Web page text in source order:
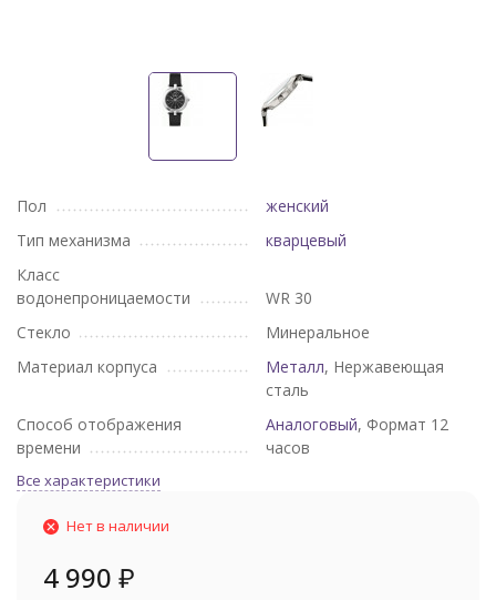
Пол
женский
Тип механизма
кварцевый
Класс
водонепроницаемости
WR 30
Стекло
Минеральное
Материал корпуса
Металл, Нержавеющая
сталь
Способ отображения
времени
Аналоговый, Формат 12
часов
Все характеристики
Нет в наличии
4 990 ₽